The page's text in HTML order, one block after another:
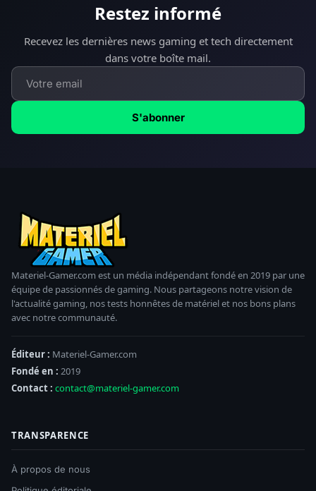
Restez informé
Recevez les dernières news gaming et tech directement
dans votre boîte mail.
S'abonner
Materiel-Gamer.com est un média indépendant fondé en 2019 par une
équipe de passionnés de gaming. Nous partageons notre vision de
l'actualité gaming, nos tests honnêtes de matériel et nos bons plans
avec notre communauté.
Éditeur : Materiel-Gamer.com
Fondé en : 2019
Contact : contact@materiel-gamer.com
TRANSPARENCE
À propos de nous